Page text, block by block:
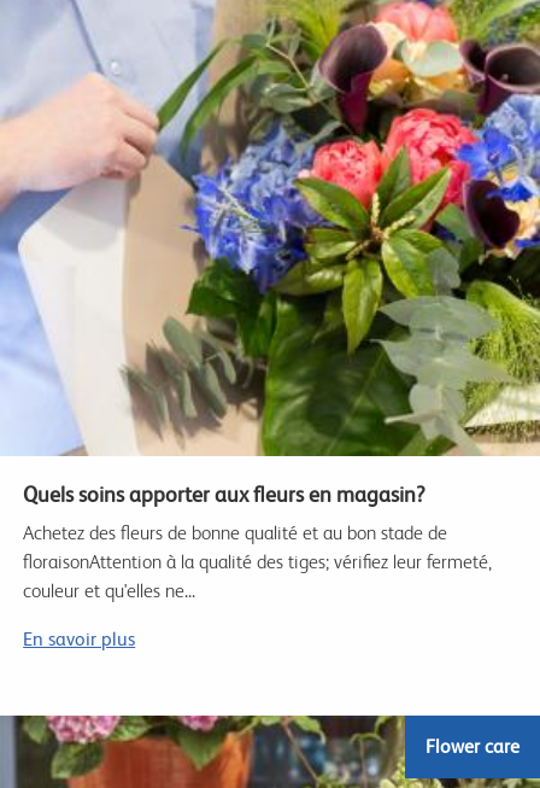
Quels soins apporter aux fleurs en magasin?
Achetez des fleurs de bonne qualité et au bon stade de
floraisonAttention à la qualité des tiges; vérifiez leur fermeté,
couleur et qu'elles ne...
En savoir plus
Flower care